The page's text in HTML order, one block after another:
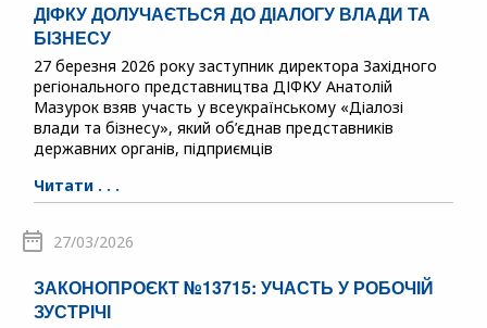
ДІФКУ ДОЛУЧАЄТЬСЯ ДО ДІАЛОГУ ВЛАДИ ТА
БІЗНЕСУ
27 березня 2026 року заступник директора Західного
регіонального представництва ДІФКУ Анатолій
Мазурок взяв участь у всеукраїнському «Діалозі
влади та бізнесу», який об’єднав представників
державних органів, підприємців
Читати . . .
27/03/2026
ЗАКОНОПРОЄКТ №13715: УЧАСТЬ У РОБОЧІЙ
ЗУСТРІЧІ